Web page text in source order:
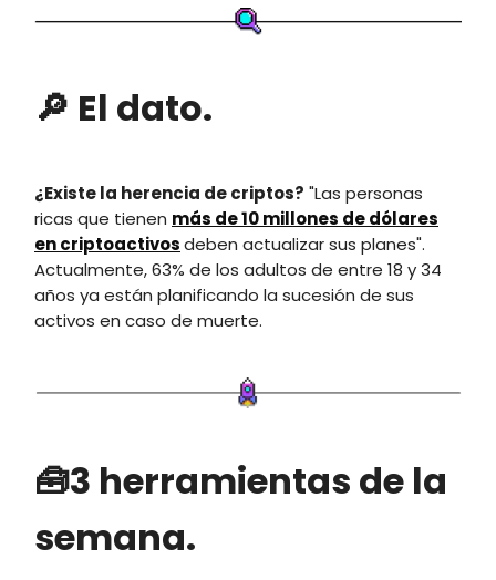
🔎 El dato.
¿Existe la herencia de criptos? "Las personas
ricas que tienen más de 10 millones de dólares
en criptoactivosdeben actualizar sus planes".
Actualmente, 63% de los adultos de entre 18 y 34
años ya están planificando la sucesión de sus
activos en caso de muerte.
🧰3 herramientas de la
semana.